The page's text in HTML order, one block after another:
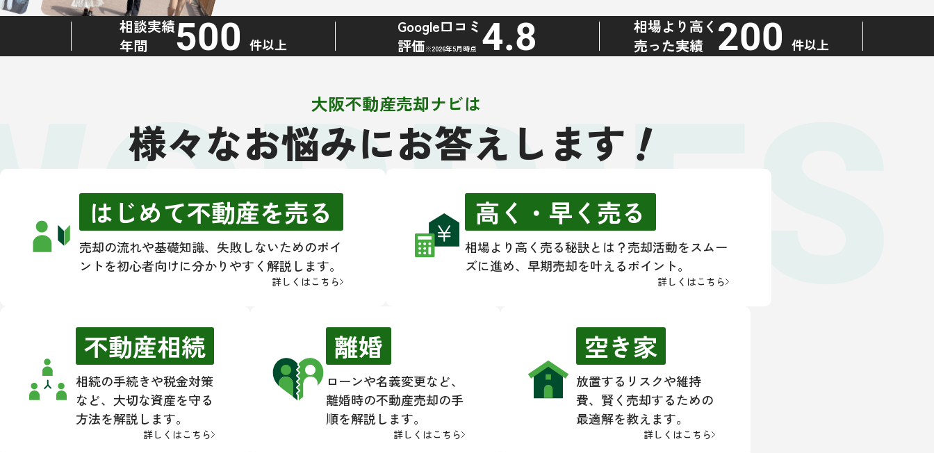
相談実績
年間
500 件以上
Google口コミ
評価※2026年5月時点 4.8
相場より高く
売った実績
200 件以上
大阪不動産売却ナビは
様々なお悩みにお答えします！
はじめて不動産を売る
売却の流れや基礎知識、失敗しないためのポイ
ントを初心者向けに分かりやすく解説します。
詳しくはこちら
高く・早く売る
相場より高く売る秘訣とは？売却活動をスムー
ズに進め、早期売却を叶えるポイント。
詳しくはこちら
不動産相続
相続の手続きや税金対策
など、大切な資産を守る
方法を解説します。
詳しくはこちら
離婚
ローンや名義変更など、
離婚時の不動産売却の手
順を解説します。
詳しくはこちら
空き家
放置するリスクや維持
費、賢く売却するための
最適解を教えます。
詳しくはこちら